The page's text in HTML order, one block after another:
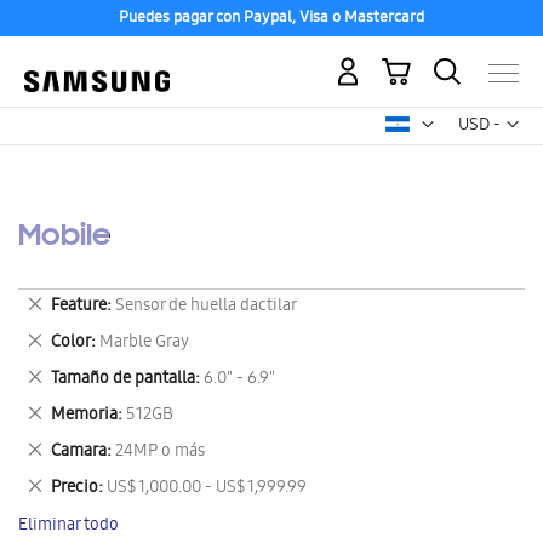
Puedes pagar con Paypal, Visa o Mastercard
USD -
dólar
Mi carrito
Mobile
Feature Sensor de huella dactilar
Eliminar
este
artículo
Color Marble Gray
Eliminar
este
artículo
Tamaño de pantalla 6.0" - 6.9"
Eliminar
este
artículo
Memoria 512GB
Eliminar
este
artículo
Camara 24MP o más
Eliminar
este
artículo
Precio US$ 1,000.00 - US$ 1,999.99
Eliminar
este
artículo
Eliminar todo